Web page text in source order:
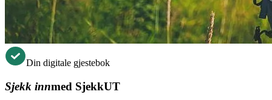
Din digitale gjestebok
Sjekk innmed SjekkUT